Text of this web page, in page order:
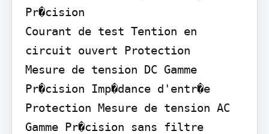
Pr�cision
Courant de test Tention en
circuit ouvert Protection
Mesure de tension DC Gamme
Pr�cision Imp�dance d'entr�e
Protection Mesure de tension AC
Gamme Pr�cision sans filtre